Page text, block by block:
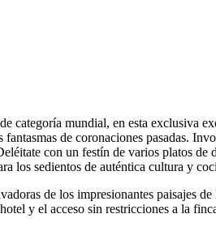
categoría mundial, en esta exclusiva
de coronaciones pasadas.
con un festín de varios platos
los sedientos de auténtica cultura y
de los impresionantes paisajes
y el acceso sin restricciones a la